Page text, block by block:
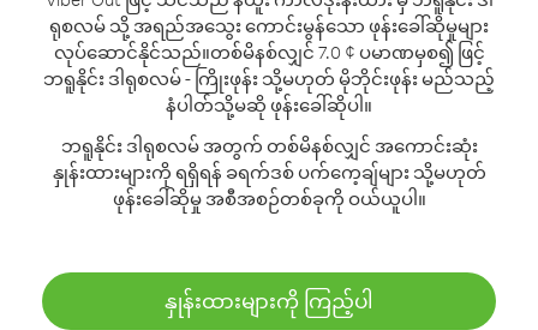
ရုစလမ် သို့ အရည်အသွေး ကောင်းမွန်သော ဖုန်းခေါ်ဆိုမှုများ
လုပ်ဆောင်နိုင်သည်။တစ်မိနစ်လျှင် 7.0 ¢ ပမာဏမှစ၍ ဖြင့်
ဘရူနိုင်း ဒါရုစလမ် - ကြိုးဖုန်း သို့မဟုတ် မိုဘိုင်းဖုန်း မည်သည့်
နံပါတ်သို့မဆို ဖုန်းခေါ်ဆိုပါ။
ဘရူနိုင်း ဒါရုစလမ် အတွက် တစ်မိနစ်လျှင် အကောင်းဆုံး
နှုန်းထားများကို ရရှိရန် ခရက်ဒစ် ပက်ကေ့ချ်များ သို့မဟုတ်
ဖုန်းခေါ်ဆိုမှု အစီအစဉ်တစ်ခုကို ဝယ်ယူပါ။
နှုန်းထားများကို ကြည့်ပါ